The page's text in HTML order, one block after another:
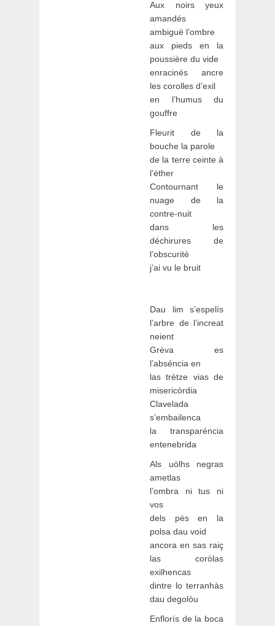
Aux noirs yeux
amandés
ambiguë l’ombre
aux pieds en la
poussière du vide
enracinés ancre
les corolles d’exil
en l’humus du
gouffre
Fleurit de la
bouche la parole
de la terre ceinte à
l’éther
Contournant le
nuage de la
contre-nuit
dans les
déchirures de
l’obscurité
j’ai vu le bruit
Dau lim s’espelís
l’arbre de l’increat
neient
Grèva es
l’abséncia en
las trètze vias de
misericòrdia
Clavelada
s’embailenca
la transparéncia
entenebrida
Als uòlhs negras
ametlas
l’ombra ni tus ni
vos
dels pès en la
polsa dau void
ancora en sas raiç
las coròlas
exilhencas
dintre lo terranhàs
dau degolòu
Enflorís de la boca